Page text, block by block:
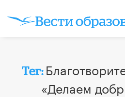
Тег:
«Делаем